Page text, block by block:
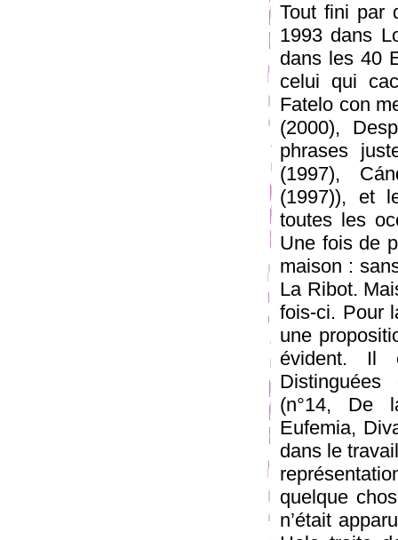
Tout fini par
1993 dans
dans les 40
celui qui
Fatelo con
(2000),
phrases
(1997),
(1997)), et
toutes les
Une fois de
maison :
La Ribot.
fois-ci. Pour
une
évident. Il
Distinguées
(n°14, De
Eufemia,
dans le
quelque
n’était